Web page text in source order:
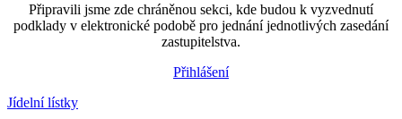
Připravili jsme zde chráněnou sekci, kde budou k vyzvednutí
podklady v elektronické podobě pro jednání jednotlivých zasedání
zastupitelstva.
Přihlášení
Jídelní lístky